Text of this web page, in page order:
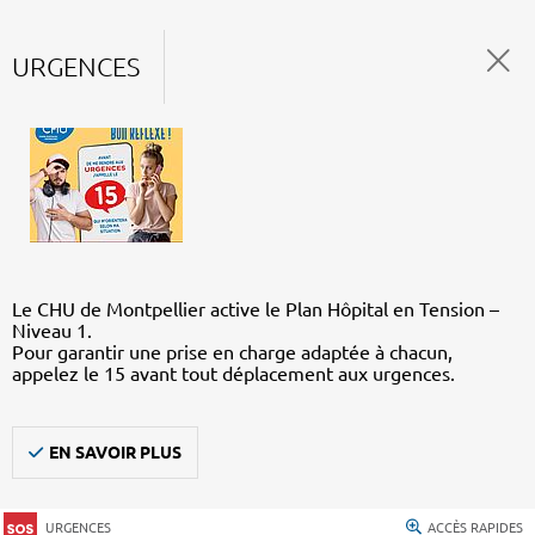
URGENCES
Le CHU de Montpellier active le Plan Hôpital en Tension –
Niveau 1.
Pour garantir une prise en charge adaptée à chacun,
appelez le 15 avant tout déplacement aux urgences.
EN SAVOIR PLUS
URGENCES ACCÈS RAPIDES